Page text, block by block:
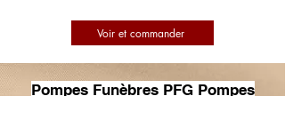
Voir et commander
Pompes Funèbres PFG Pompes